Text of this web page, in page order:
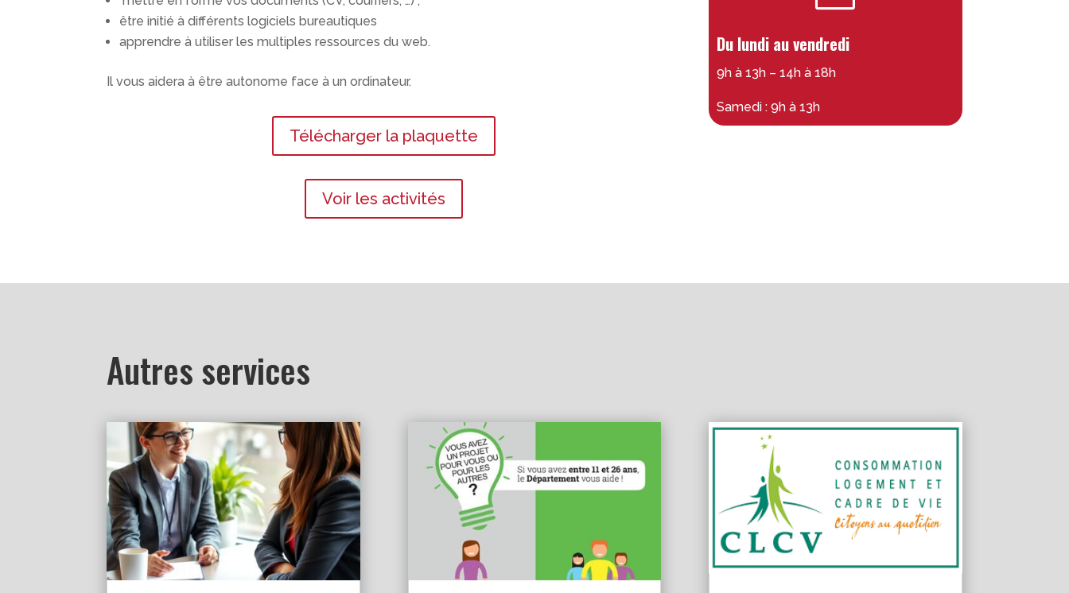
être initié à différents logiciels bureautiques
apprendre à utiliser les multiples ressources du web.
Il vous aidera à être autonome face à un ordinateur.
Télécharger la plaquette
Voir les activités
Du lundi au vendredi
9h à 13h – 14h à 18h
Samedi : 9h à 13h
Autres services